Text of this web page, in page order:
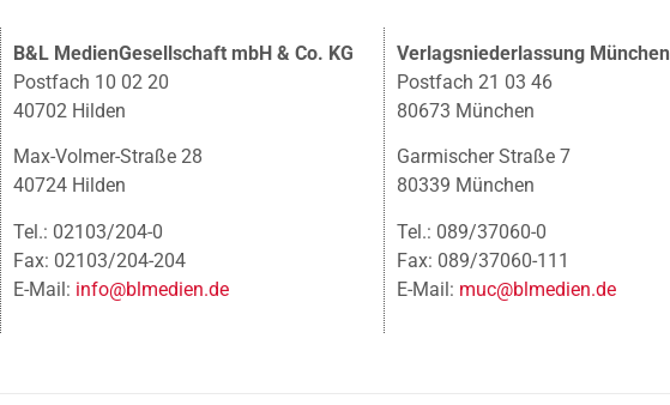
B&L MedienGesellschaft mbH & Co. KG
Postfach 10 02 20
40702 Hilden
Max-Volmer-Straße 28
40724 Hilden
Tel.: 02103/204-0
Fax: 02103/204-204
E-Mail: info@blmedien.de
Verlagsniederlassung München
Postfach 21 03 46
80673 München
Garmischer Straße 7
80339 München
Tel.: 089/37060-0
Fax: 089/37060-111
E-Mail: muc@blmedien.de